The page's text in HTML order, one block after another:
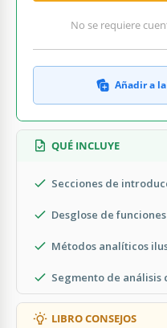
No se requiere
Añadir a
QUÉ INCLUYE
Secciones de
Desglose de
Métodos analíticos
Segmento de análisis
LIBRO CONSEJOS